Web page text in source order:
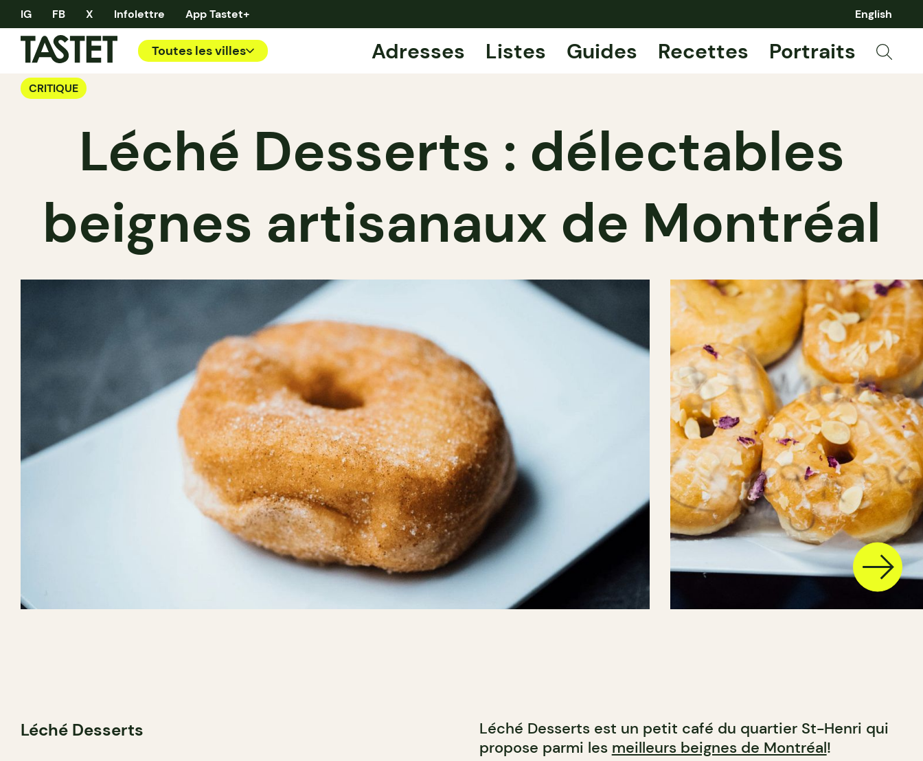
IG FB X Infolettre App Tastet+ English
Toutes les villes Adresses Listes Guides Recettes Portraits
CRITIQUE
Léché Desserts : délectables
beignes artisanaux de Montréal
Léché Desserts
Léché Desserts est un petit café du quartier St-Henri qui
propose parmi les meilleurs beignes de Montréal!